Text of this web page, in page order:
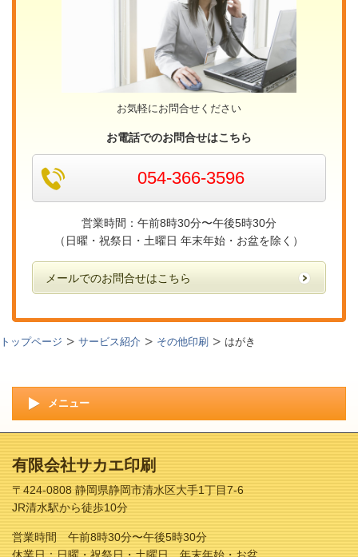
お気軽にお問合せください
お電話でのお問合せはこちら
054-366-3596
営業時間：午前8時30分〜午後5時30分
（日曜・祝祭日・土曜日 年末年始・お盆を除く）
メールでのお問合せはこちら
トップページ サービス紹介 その他印刷 はがき
メニュー
有限会社サカエ印刷
〒424-0808 静岡県静岡市清水区大手1丁目7-6
JR清水駅から徒歩10分
営業時間 午前8時30分〜午後5時30分
休業日：日曜・祝祭日・土曜日 年末年始・お盆